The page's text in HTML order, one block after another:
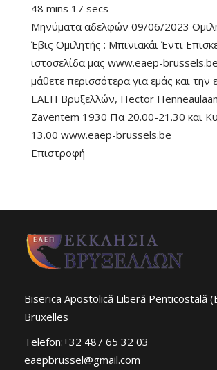
48 mins 17 secs
Μηνύματα αδελφών 09/06/2023
Έβις Ομιλητής : Μπινιακάι Έντι
ιστοσελίδα μας www.eaep-
μάθετε περισσότερα για εμάς και την
ΕΑΕΠ Βρυξελλών, Hector
Zaventem 1930 Πα 20.00-21.30 και
13.00 www.eaep-brussels.be
Επιστροφή
Biserica Apostolică Liberă Penticostală
Bruxelles
Telefon:+32 487 65 32 03
eaepbrussel@gmail.com